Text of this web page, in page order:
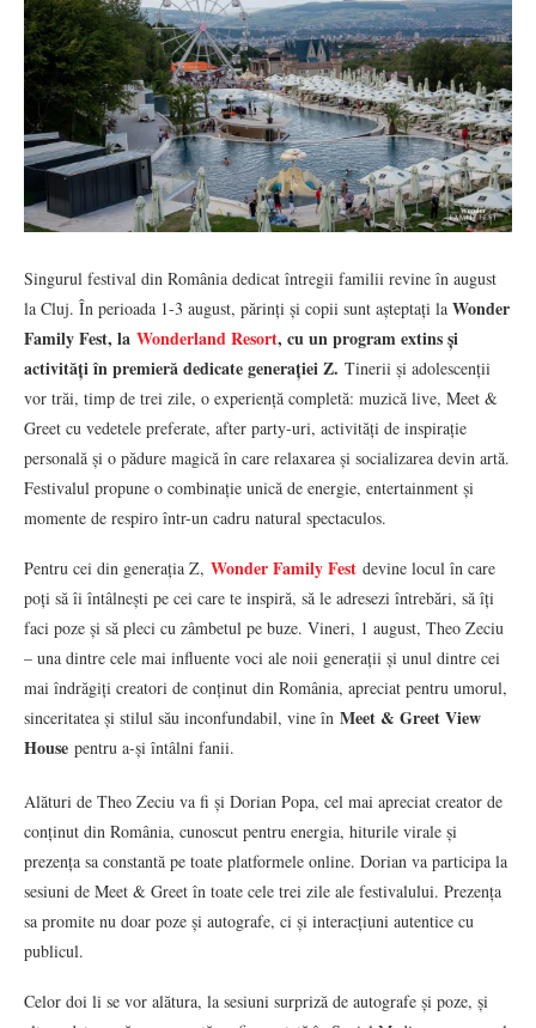
Singurul festival din România dedicat întregii familii revine în august
la Cluj. În perioada 1-3 august, părinți și copii sunt așteptați la Wonder
Family Fest, la Wonderland Resort, cu un program extins și
activități în premieră dedicate generației Z. Tinerii și adolescenții
vor trăi, timp de trei zile, o experiență completă: muzică live, Meet &
Greet cu vedetele preferate, after party-uri, activități de inspirație
personală și o pădure magică în care relaxarea și socializarea devin artă.
Festivalul propune o combinație unică de energie, entertainment și
momente de respiro într-un cadru natural spectaculos.
Pentru cei din generația Z, Wonder Family Fest devine locul în care
poți să îi întâlnești pe cei care te inspiră, să le adresezi întrebări, să îți
faci poze și să pleci cu zâmbetul pe buze. Vineri, 1 august, Theo Zeciu
– una dintre cele mai influente voci ale noii generații și unul dintre cei
mai îndrăgiți creatori de conținut din România, apreciat pentru umorul,
sinceritatea și stilul său inconfundabil, vine în Meet & Greet View
House pentru a-și întâlni fanii.
Alături de Theo Zeciu va fi și Dorian Popa, cel mai apreciat creator de
conținut din România, cunoscut pentru energia, hiturile virale și
prezența sa constantă pe toate platformele online. Dorian va participa la
sesiuni de Meet & Greet în toate cele trei zile ale festivalului. Prezența
sa promite nu doar poze și autografe, ci și interacțiuni autentice cu
publicul.
Celor doi li se vor alătura, la sesiuni surpriză de autografe și poze, și